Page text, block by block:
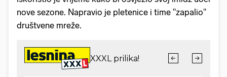
nove sezone. Napravio je pletenice i time "zapalio"
društvene mreže.